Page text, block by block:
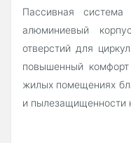
Пассивная система
алюминиевый
отверстий для
повышенный
жилых помещениях
и пылезащищенности